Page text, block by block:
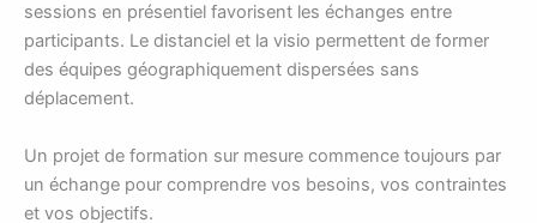
sessions en présentiel favorisent les échanges entre
participants. Le distanciel et la visio permettent de former
des équipes géographiquement dispersées sans
déplacement.
Un projet de formation sur mesure commence toujours par
un échange pour comprendre vos besoins, vos contraintes
et vos objectifs.